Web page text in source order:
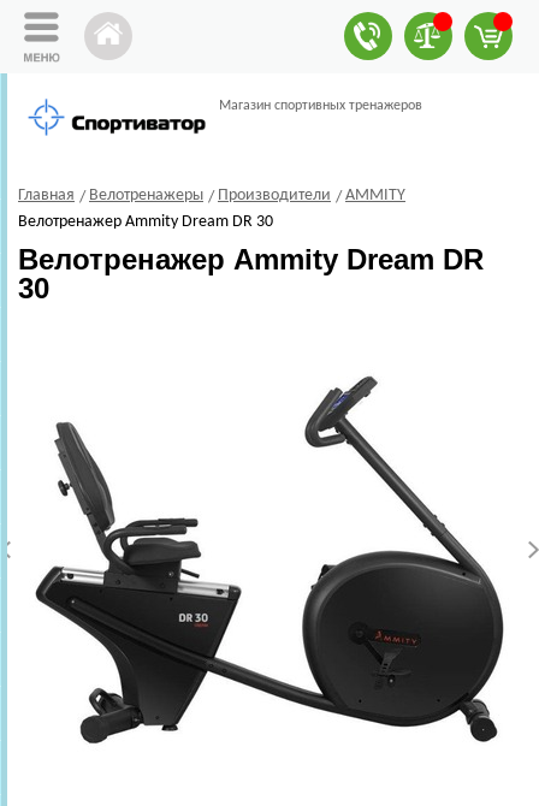
Магазин спортивных тренажеров
Главная Велотренажеры Производители
AMMITY
Велотренажер Ammity Dream DR 30
Велотренажер Ammity Dream DR
30